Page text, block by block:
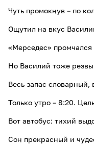
Чуть промокнув – по
Ощутил на вкус
«Мерседес» промчался
Но Василий тоже
Весь запас словарный,
Только утро – 8:20.
Вот автобус: тихий
Сон прекрасный и